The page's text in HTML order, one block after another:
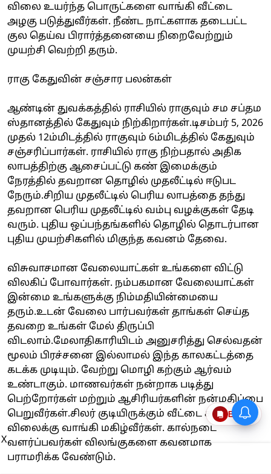
விலை உயர்ந்த பொருட்களை வாங்கி வீட்டை
அழகு படுத்துவீர்கள். நீண்ட நாட்களாக தடைபட்ட
குல தெய்வ பிரார்த்தனையை நிறைவேற்றும்
முயற்சி வெற்றி தரும்.
ராகு கேதுவின் சஞ்சார பலன்கள்
ஆண்டின் துவக்கத்தில் ராசியில் ராகுவும் சம சப்தம
ஸ்தானத்தில் கேதுவும் நிற்கிறார்கள்.டிசம்பர் 5, 2026
முதல் 12ம்மிடத்தில் ராகுவும் 6ம்மிடத்தில் கேதுவும்
சஞ்சரிப்பார்கள். ராசியில் ராகு நிற்பதால் அதிக
லாபத்திற்கு ஆசைப்பட்டு கண் இமைக்கும்
நேரத்தில் தவறான தொழில் முதலீட்டில் ஈடுபட
நேரும்.சிறிய முதலீட்டில் பெரிய லாபத்தை தந்து
தவறான பெரிய முதலீட்டில் வம்பு வழக்குகள் தேடி
வரும். புதிய ஒப்பந்தங்களில் தொழில் தொடர்பான
புதிய முயற்சிகளில் மிகுந்த கவனம் தேவை.
விசுவாசமான வேலையாட்கள் உங்களை விட்டு
விலகிப் போவார்கள். நம்பகமான வேலையாட்கள்
இன்மை உங்களுக்கு நிம்மதியின்மையை
தரும்.உடன் வேலை பார்பவர்கள் தாங்கள் செய்த
தவறை உங்கள் மேல் திருப்பி
விடலாம்.மேலாதிகாரியிடம் அனுசரித்து செல்வதன்
மூலம் பிரச்சனை இல்லாமல் இந்த காலகட்டத்தை
கடக்க முடியும். வேற்று மொழி கற்கும் ஆர்வம்
உண்டாகும். மாணவர்கள் நன்றாக படித்து
பெற்றோர்கள் மற்றும் ஆசிரியர்களின் நன்மதிப்பை
பெறுவீர்கள்.சிலர் குடியிருக்கும் வீட்டை சகாய
விலைக்கு வாங்கி மகிழ்வீர்கள். கால்நடை
வளர்ப்பவர்கள் விலங்குகளை கவனமாக
பராமரிக்க வேண்டும்.
Epaper
X